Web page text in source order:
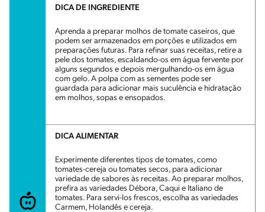
DICA DE INGREDIENTE
Aprenda a preparar molhos de tomate caseiros, que
podem ser armazenados em porções e utilizados em
preparações futuras. Para refinar suas receitas, retire a
pele dos tomates, escaldando-os em água fervente por
alguns segundos e depois mergulhando-os em água
com gelo. A polpa com as sementes pode ser
guardada para adicionar mais suculência e hidratação
em molhos, sopas e ensopados.
DICA ALIMENTAR
Experimente diferentes tipos de tomates, como
tomates-cereja ou tomates secos, para adicionar
variedade de sabores às receitas. Ao preparar molhos,
prefira as variedades Débora, Caqui e Italiano de
tomates. Para servi-los frescos, escolha as variedades
Carmem, Holandês e cereja.